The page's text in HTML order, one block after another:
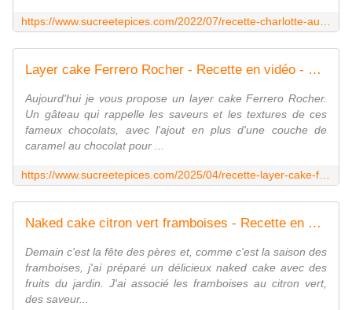
Layer cake Ferrero Rocher - Recette en vidéo - www.sucreetepices.com
Aujourd'hui je vous propose un layer cake Ferrero Rocher.
Un gâteau qui rappelle les saveurs et les textures de ces
fameux chocolats, avec l'ajout en plus d'une couche de
caramel au chocolat pour ...
Naked cake citron vert framboises - Recette en vidéo - www.sucreetepices.com
Demain c'est la fête des pères et, comme c'est la saison des
framboises, j'ai préparé un délicieux naked cake avec des
fruits du jardin. J'ai associé les framboises au citron vert,
des saveur...